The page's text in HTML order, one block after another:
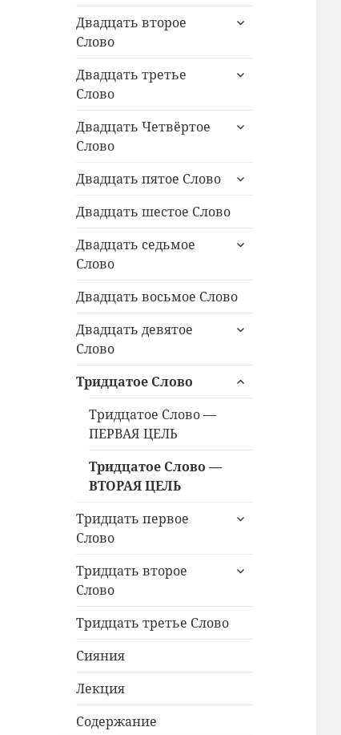
Двадцать второе
Слово
раскрыть
Двадцать третье
Слово
раскрыть
Двадцать Четвёртое
Слово
раскрыть
Двадцать пятое Слово
раскрыть
меню
Двадцать шестое Слово
Двадцать седьмое
Слово
раскрыть
Двадцать восьмое Слово
Двадцать девятое
Слово
раскрыть
Тридцатое Слово
раскрыть
Тридцатое Слово —
ПЕРВАЯ ЦЕЛЬ
Тридцатое Слово —
ВТОРАЯ ЦЕЛЬ
Тридцать первое
Слово
раскрыть
Тридцать второе
Слово
раскрыть
Тридцать третье Слово
Сияния
Лекция
Содержание